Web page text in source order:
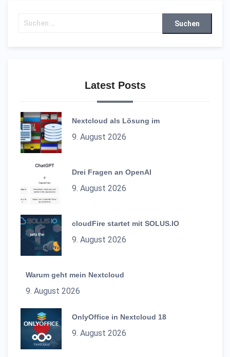
Suchen
Latest Posts
Nextcloud als Lösung im
9. August 2026
Drei Fragen an OpenAI
9. August 2026
cloudFire startet mit SOLUS.IO
9. August 2026
Warum geht mein Nextcloud
9. August 2026
OnlyOffice in Nextcloud 18
9. August 2026